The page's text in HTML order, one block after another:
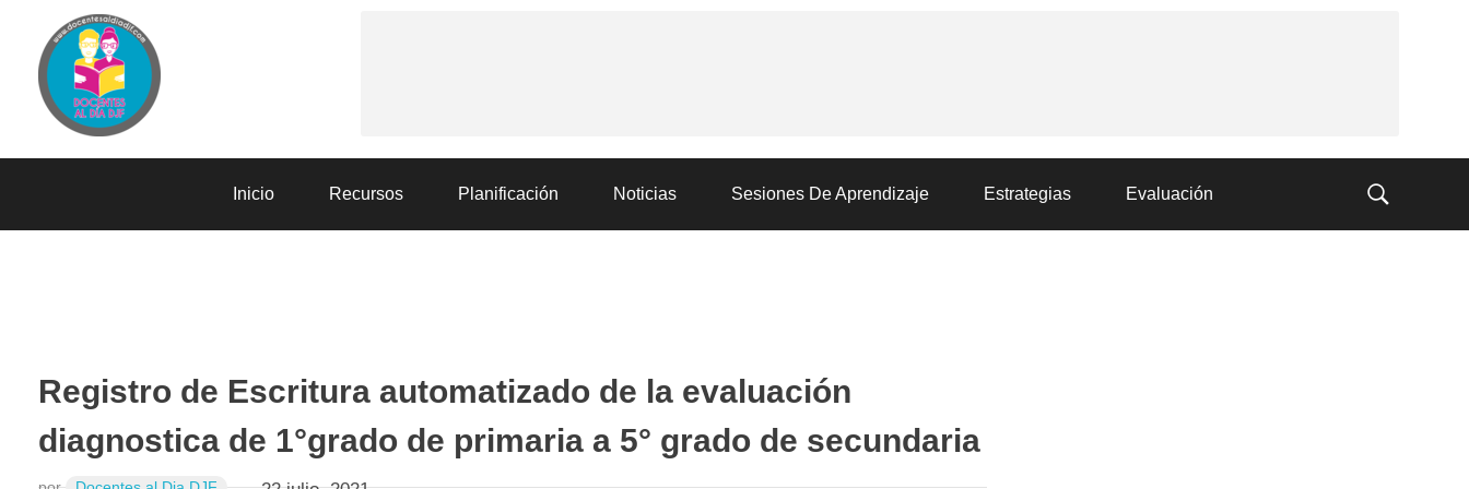
Inicio Recursos Planificación Noticias Sesiones De Aprendizaje Estrategias Evaluación
Registro de Escritura automatizado de la evaluación
diagnostica de 1°grado de primaria a 5° grado de secundaria